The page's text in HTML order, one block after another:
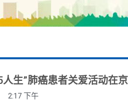
生”肺癌患者关爱活动在
2:17 下午